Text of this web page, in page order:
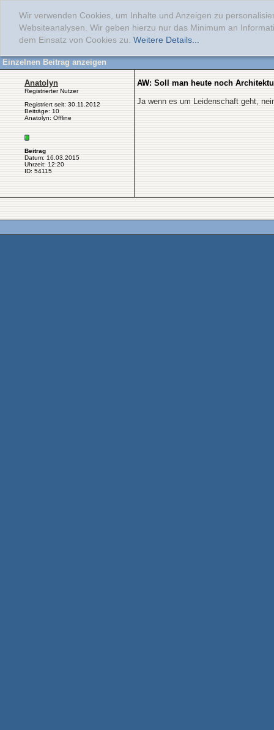
Wir verwenden Cookies, um Inhalte und Anzeigen zu
Websiteanalysen. Wir geben hierzu nur das Minimum an
dem Einsatz von Cookies zu. Weitere Details...
Einzelnen Beitrag anzeigen
Anatolyn
Registrierter Nutzer
Registriert seit: 30.11.2012
Beiträge: 10
Anatolyn: Offline
Beitrag
Datum: 16.03.2015
Uhrzeit: 12:20
ID: 54115
AW: Soll man heute noch
Ja wenn es um Leidenschaft geht,